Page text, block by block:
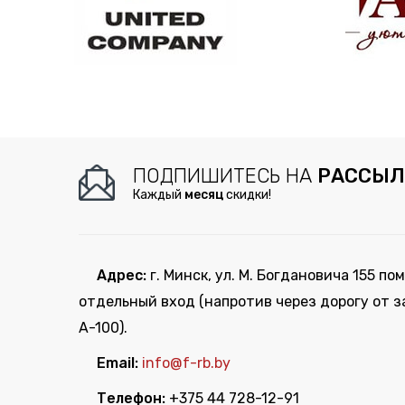
ПОДПИШИТЕСЬ НА
Каждый месяцскидки!
Адрес: г. Минск, ул. М. Богдановича 155
отдельный вход (напротив через дорогу от
А-100).
Email: info@f-rb.by
Телефон: +375 44 728-12-91